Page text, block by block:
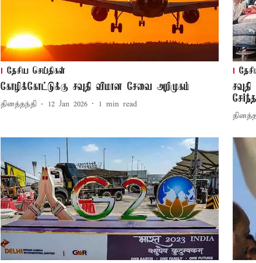
தேசிய செய்திகள்
கோழிக்கோட்டுக்கு சவுதி விமான சேவை அறிமுகம்
தினத்தந்தி 12 Jan 2026 1 min read